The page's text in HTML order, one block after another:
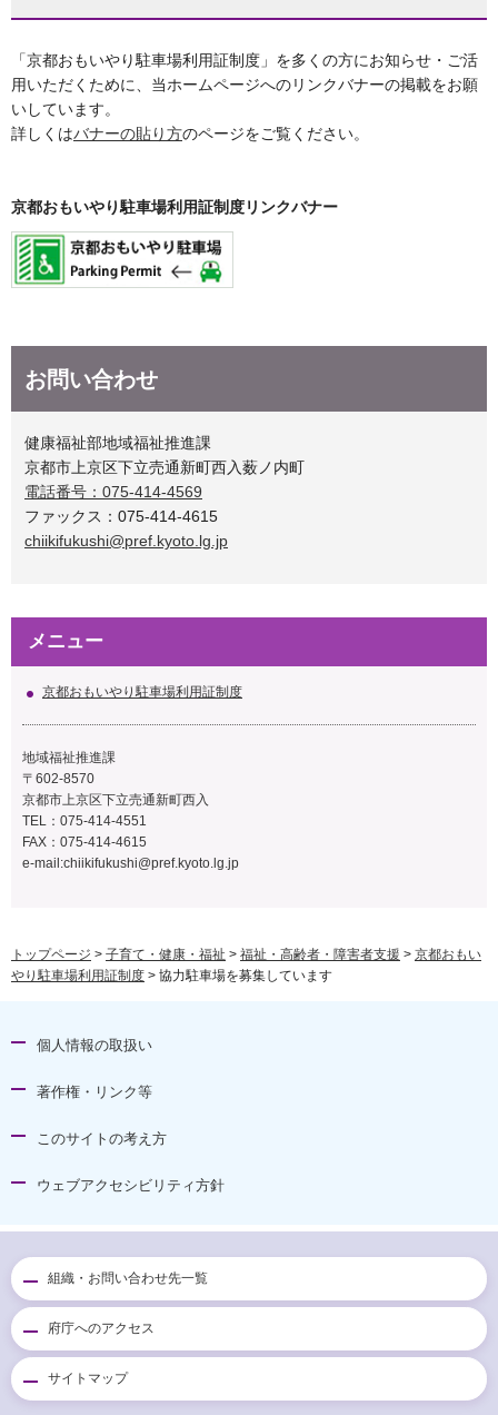
「京都おもいやり駐車場利用証制度」を多くの方にお知らせ・ご活
用いただくために、当ホームページへのリンクバナーの掲載をお願
いしています。
詳しくはバナーの貼り方のページをご覧ください。
京都おもいやり駐車場利用証制度リンクバナー
お問い合わせ
健康福祉部地域福祉推進課
京都市上京区下立売通新町西入薮ノ内町
電話番号：075-414-4569
ファックス：075-414-4615
chiikifukushi@pref.kyoto.lg.jp
メニュー
京都おもいやり駐車場利用証制度
地域福祉推進課
〒602-8570
京都市上京区下立売通新町西入
TEL：075-414-4551
FAX：075-414-4615
e-mail:chiikifukushi@pref.kyoto.lg.jp
トップページ > 子育て・健康・福祉 > 福祉・高齢者・障害者支援 > 京都おもい
やり駐車場利用証制度 > 協力駐車場を募集しています
個人情報の取扱い
著作権・リンク等
このサイトの考え方
ウェブアクセシビリティ方針
組織・お問い合わせ先一覧
府庁へのアクセス
サイトマップ